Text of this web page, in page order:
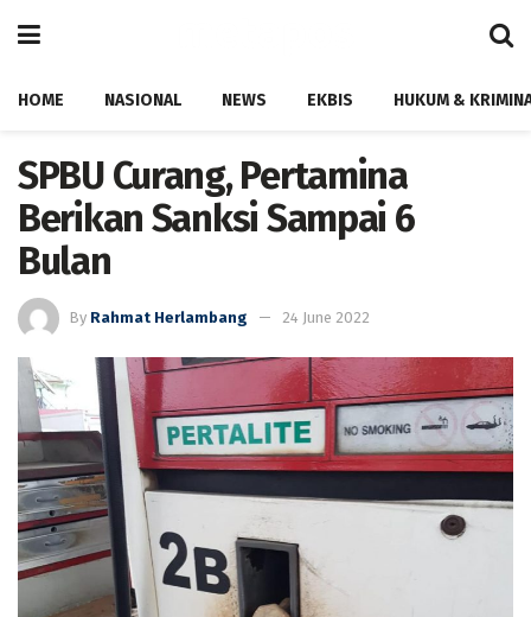
HOME NASIONAL NEWS EKBIS HUKUM &
SPBU Curang, Pertamina
Berikan Sanksi Sampai 6
Bulan
By Rahmat Herlambang 24 June 2022